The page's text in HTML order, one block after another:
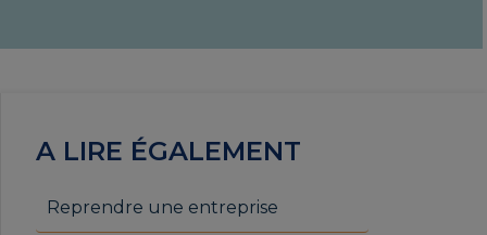
A LIRE ÉGALEMENT
Reprendre une entreprise